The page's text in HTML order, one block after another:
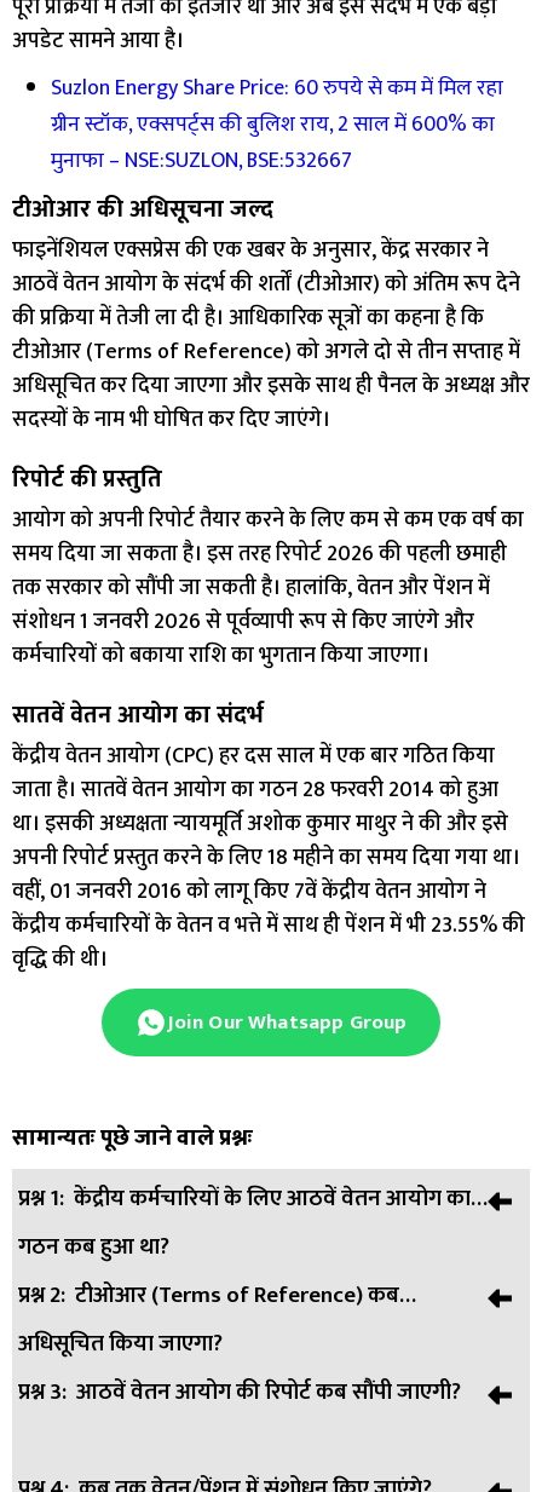
अपडेट सामने आया है।
Suzlon Energy Share Price: 60 रुपये से कम में मिल रहा
ग्रीन स्टॉक, एक्सपर्ट्स की बुलिश राय, 2 साल में 600% का
मुनाफा – NSE:SUZLON, BSE:532667
टीओआर की अधिसूचना जल्द
फाइनेंशियल एक्सप्रेस की एक खबर के अनुसार, केंद्र सरकार ने
आठवें वेतन आयोग के संदर्भ की शर्तों (टीओआर) को अंतिम रूप देने
की प्रक्रिया में तेजी ला दी है। आधिकारिक सूत्रों का कहना है कि
टीओआर (Terms of Reference) को अगले दो से तीन सप्ताह में
अधिसूचित कर दिया जाएगा और इसके साथ ही पैनल के अध्यक्ष और
सदस्यों के नाम भी घोषित कर दिए जाएंगे।
रिपोर्ट की प्रस्तुति
आयोग को अपनी रिपोर्ट तैयार करने के लिए कम से कम एक वर्ष का
समय दिया जा सकता है। इस तरह रिपोर्ट 2026 की पहली छमाही
तक सरकार को सौंपी जा सकती है। हालांकि, वेतन और पेंशन में
संशोधन 1 जनवरी 2026 से पूर्वव्यापी रूप से किए जाएंगे और
कर्मचारियों को बकाया राशि का भुगतान किया जाएगा।
सातवें वेतन आयोग का संदर्भ
केंद्रीय वेतन आयोग (CPC) हर दस साल में एक बार गठित किया
जाता है। सातवें वेतन आयोग का गठन 28 फरवरी 2014 को हुआ
था। इसकी अध्यक्षता न्यायमूर्ति अशोक कुमार माथुर ने की और इसे
अपनी रिपोर्ट प्रस्तुत करने के लिए 18 महीने का समय दिया गया था।
वहीं, 01 जनवरी 2016 को लागू किए 7वें केंद्रीय वेतन आयोग ने
केंद्रीय कर्मचारियों के वेतन व भत्ते में साथ ही पेंशन में भी 23.55% की
वृद्धि की थी।
Join Our Whatsapp Group
सामान्यतः पूछे जाने वाले प्रश्नः
प्रश्न 1: केंद्रीय कर्मचारियों के लिए आठवें वेतन आयोग का
गठन कब हुआ था?
उत्तर: आठवें वेतन आयोग का गठन जनवरी 2025 में किया गया था।
प्रश्न 2: टीओआर (Terms of Reference) कब
अधिसूचित किया जाएगा?
उत्तर: टीओआर को अगले 2 से 3 सप्ताह में अधिसूचित किया जाएगा।
प्रश्न 3: आठवें वेतन आयोग की रिपोर्ट कब सौंपी जाएगी?